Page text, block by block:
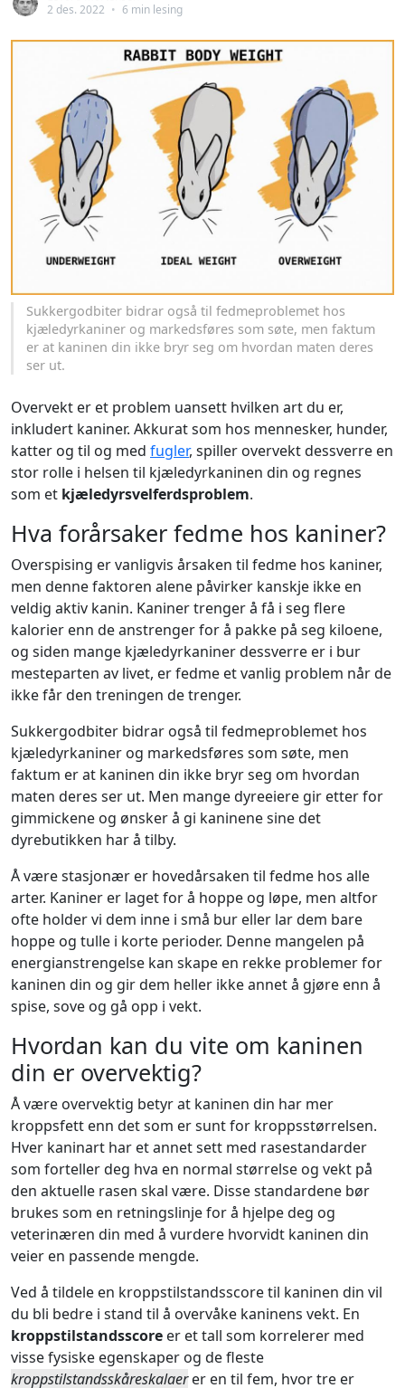
2 des. 2022 • 6 min lesing
Sukkergodbiter bidrar også til fedmeproblemet hos
kjæledyrkaniner og markedsføres som søte, men faktum
er at kaninen din ikke bryr seg om hvordan maten deres
ser ut.
Overvekt er et problem uansett hvilken art du er,
inkludert kaniner. Akkurat som hos mennesker, hunder,
katter og til og med fugler, spiller overvekt dessverre en
stor rolle i helsen til kjæledyrkaninen din og regnes
som et kjæledyrsvelferdsproblem.
Hva forårsaker fedme hos kaniner?
Overspising er vanligvis årsaken til fedme hos kaniner,
men denne faktoren alene påvirker kanskje ikke en
veldig aktiv kanin. Kaniner trenger å få i seg flere
kalorier enn de anstrenger for å pakke på seg kiloene,
og siden mange kjæledyrkaniner dessverre er i bur
mesteparten av livet, er fedme et vanlig problem når de
ikke får den treningen de trenger.
Sukkergodbiter bidrar også til fedmeproblemet hos
kjæledyrkaniner og markedsføres som søte, men
faktum er at kaninen din ikke bryr seg om hvordan
maten deres ser ut. Men mange dyreeiere gir etter for
gimmickene og ønsker å gi kaninene sine det
dyrebutikken har å tilby.
Å være stasjonær er hovedårsaken til fedme hos alle
arter. Kaniner er laget for å hoppe og løpe, men altfor
ofte holder vi dem inne i små bur eller lar dem bare
hoppe og tulle i korte perioder. Denne mangelen på
energianstrengelse kan skape en rekke problemer for
kaninen din og gir dem heller ikke annet å gjøre enn å
spise, sove og gå opp i vekt.
Hvordan kan du vite om kaninen
din er overvektig?
Å være overvektig betyr at kaninen din har mer
kroppsfett enn det som er sunt for kroppsstørrelsen.
Hver kaninart har et annet sett med rasestandarder
som forteller deg hva en normal størrelse og vekt på
den aktuelle rasen skal være. Disse standardene bør
brukes som en retningslinje for å hjelpe deg og
veterinæren din med å vurdere hvorvidt kaninen din
veier en passende mengde.
Ved å tildele en kroppstilstandsscore til kaninen din vil
du bli bedre i stand til å overvåke kaninens vekt. En
kroppstilstandsscore er et tall som korrelerer med
visse fysiske egenskaper og de fleste
kroppstilstandsskåreskalaerer en til fem, hvor tre er